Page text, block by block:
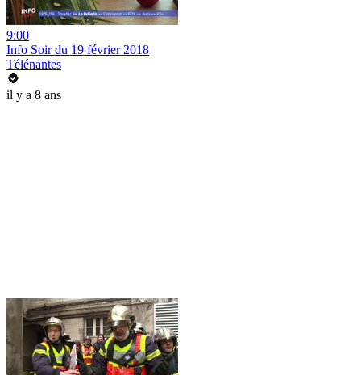
9:00
Info Soir du 19 février 2018
Télénantes
il y a 8 ans